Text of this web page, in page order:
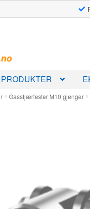
PRODUKTER
Gassfjærfester M10 gjenger